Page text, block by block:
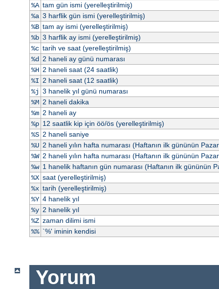
%A tam gün ismi (yerelleştirilmiş)
%a 3 harflik gün ismi (yerelleştirilmiş)
%B tam ay ismi (yerelleştirilmiş)
%b 3 harflik ay ismi (yerelleştirilmiş)
%c tarih ve saat (yerelleştirilmiş)
%d
2 haneli ay günü numarası
%H 2 haneli saat (24 saatlik)
%I 2 haneli saat (12 saatlik)
%j 3 hanelik yıl günü numarası
%M 2 haneli dakika
%m 2 haneli ay
%p 12 saatlik kip için öö/ös (yerelleştirilmiş)
%S 2 haneli saniye
%U 2 haneli yılın hafta numarası (Haftanın ilk gününün
%W 2 haneli yılın hafta numarası (Haftanın ilk gününün
%w 1 hanelik haftanın gün numarası (Haftanın ilk gününün
%X saat (yerelleştirilmiş)
%x tarih (yerelleştirilmiş)
%Y 4 hanelik yıl
%y 2 hanelik yıl
%Z zaman dilimi ismi
%% `%' iminin kendisi
Yorum